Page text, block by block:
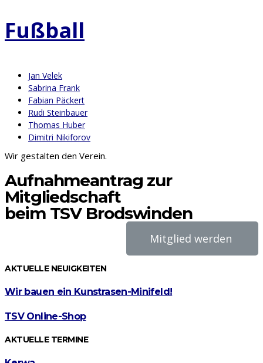
Fußball
Jan Velek
Sabrina Frank
Fabian Päckert
Rudi Steinbauer
Thomas Huber
Dimitri Nikiforov
Wir gestalten den Verein.
Aufnahmeantrag zur
Mitgliedschaft
beim TSV Brodswinden
Mitglied werden
AKTUELLE NEUIGKEITEN
Wir bauen ein Kunstrasen-Minifeld!
TSV Online-Shop
AKTUELLE TERMINE